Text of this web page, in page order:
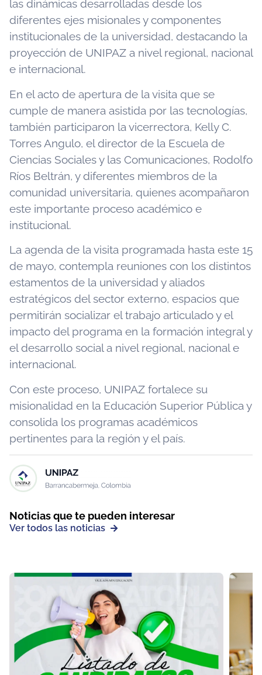
las dinámicas desarrolladas desde los
diferentes ejes misionales y componentes
institucionales de la universidad, destacando la
proyección de UNIPAZ a nivel regional, nacional
e internacional.
En el acto de apertura de la visita que se
cumple de manera asistida por las tecnologías,
también participaron la vicerrectora, Kelly C.
Torres Angulo, el director de la Escuela de
Ciencias Sociales y las Comunicaciones, Rodolfo
Ríos Beltrán, y diferentes miembros de la
comunidad universitaria, quienes acompañaron
este importante proceso académico e
institucional.
La agenda de la visita programada hasta este 15
de mayo, contempla reuniones con los distintos
estamentos de la universidad y aliados
estratégicos del sector externo, espacios que
permitirán socializar el trabajo articulado y el
impacto del programa en la formación integral y
el desarrollo social a nivel regional, nacional e
internacional.
Con este proceso, UNIPAZ fortalece su
misionalidad en la Educación Superior Pública y
consolida los programas académicos
pertinentes para la región y el país.
Noticias que te pueden interesar
Ver todos las noticias